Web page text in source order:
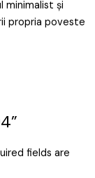
minimalist și
propria poveste
fields are